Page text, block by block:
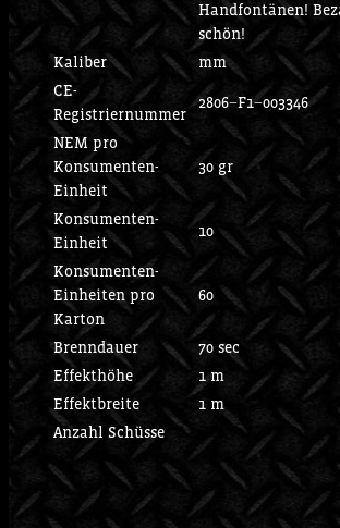
Handfontänen!
schön!
Kaliber
mm
CE-
Registriernummer
2806−F1−003346
NEM pro
Konsumenten-
Einheit
30 gr
Konsumenten-
Einheit
10
Konsumenten-
Einheiten pro
Karton
60
Brenndauer
70 sec
Effekthöhe
1 m
Effektbreite
1 m
Anzahl Schüsse